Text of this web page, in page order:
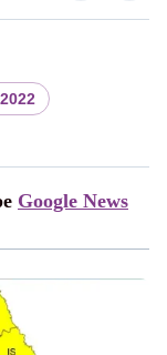
Google News